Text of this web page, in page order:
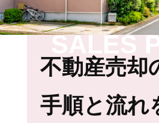
不動産売却
手順と流れ
SALES